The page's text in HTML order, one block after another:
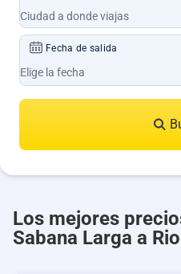
Fecha de salida
Los mejores
Sabana Larga a